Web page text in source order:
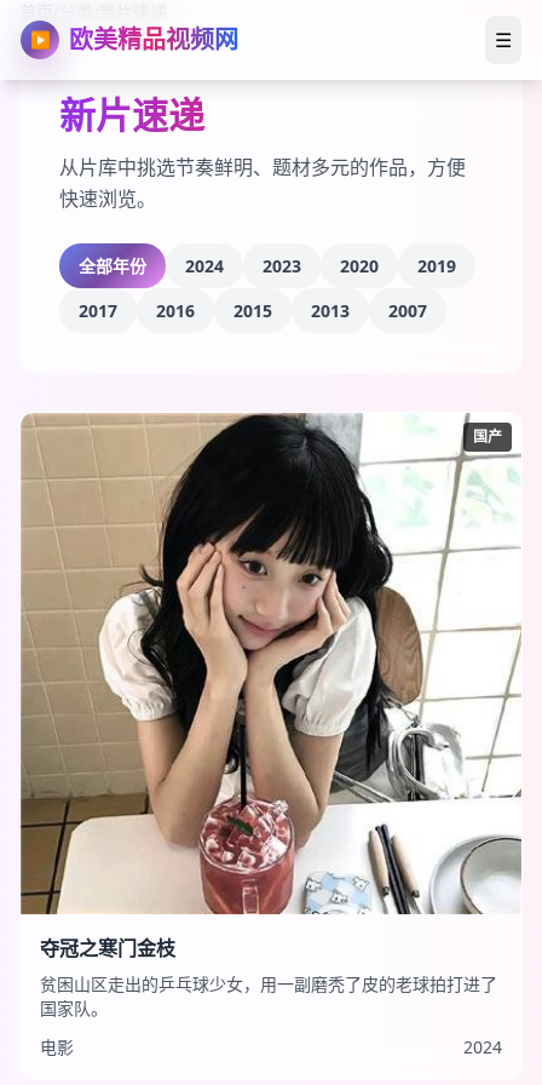
▶ 欧美精品视频网 ☰
新片速递
从片库中挑选节奏鲜明、题材多元的作品，方便
快速浏览。
全部年份 2024 2023 2020
2019
2017
2016 2015 2013 2007
国产
夺冠之寒门金枝
贫困山区走出的乒乓球少女，用一副磨秃了皮的老球拍打进了
国家队。
电影
2024